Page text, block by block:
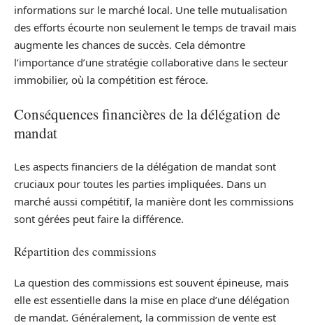
informations sur le marché local. Une telle mutualisation
des efforts écourte non seulement le temps de travail mais
augmente les chances de succès. Cela démontre
l’importance d’une stratégie collaborative dans le secteur
immobilier, où la compétition est féroce.
Conséquences financières de la délégation de
mandat
Les aspects financiers de la délégation de mandat sont
cruciaux pour toutes les parties impliquées. Dans un
marché aussi compétitif, la manière dont les commissions
sont gérées peut faire la différence.
Répartition des commissions
La question des commissions est souvent épineuse, mais
elle est essentielle dans la mise en place d’une délégation
de mandat. Généralement, la commission de vente est